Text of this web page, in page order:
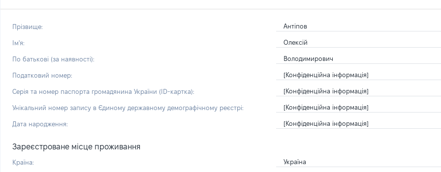
Прізвище: Антіпов
Ім'я: Олексій
По батькові (за наявності): Володимирович
Податковий номер: [Конфіденційна інформація]
Серія та номер паспорта громадянина України (ID-картка): [Конфіденційна інформація]
Унікальний номер запису в Єдиному державному демографічному реєстрі: [Конфіденційна інформація]
Дата народження: [Конфіденційна інформація]
Зареєстроване місце проживання
Країна: Україна